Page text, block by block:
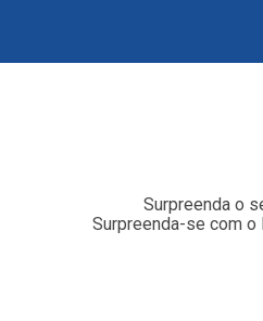
Surpreenda o
Surpreenda-se com o